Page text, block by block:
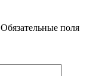
Обязательные поля